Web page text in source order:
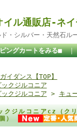
ル通販店-ネ
・シルバー・天然石ル
ングカートをみる■
イダンス【TOP】
クジルコニア
クジルコニア > キュ
クジルコニアcz（ク
）